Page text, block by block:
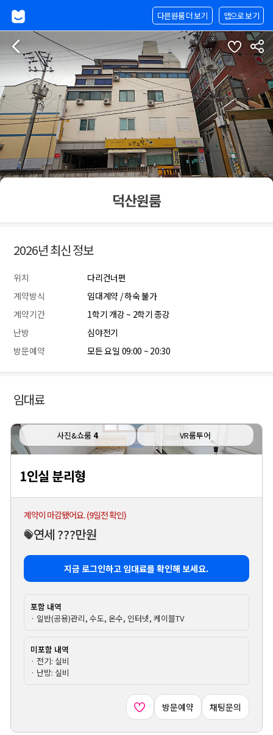
앱으로 보기
다른원룸 더 보기
덕산원룸
2026년 최신 정보
위치
다리건너편
계약방식
임대계약 / 하숙 불가
계약기간
1학기 개강 ~ 2학기 종강
난방
심야전기
방문예약
모든 요일 09:00 ~ 20:30
임대료
사진&쇼룸 4 VR룸투어
1인실 분리형
계약이 마감됐어요. (9일전 확인)
연세 ???만원
지금 로그인하고 임대료를 확인해 보세요.
포함 내역
· 일반(공용)관리, 수도, 온수, 인터넷, 케이블TV
미포함 내역
· 전기: 실비
· 난방: 실비
방문예약 채팅문의